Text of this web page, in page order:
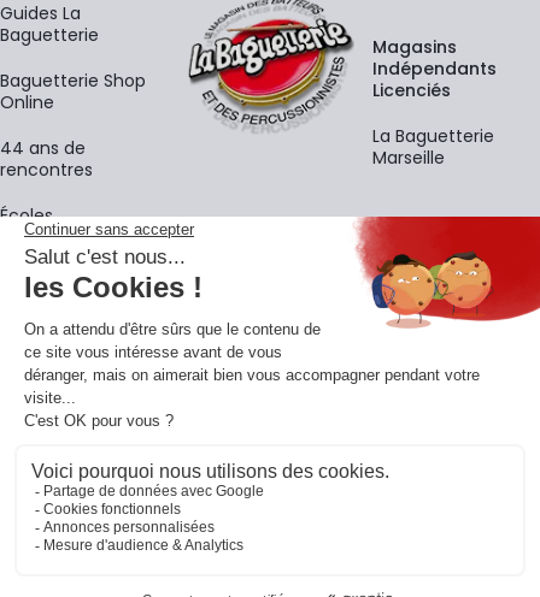
Guides La
Baguetterie
Baguetterie Shop
Online
44 ans de
rencontres
Écoles
Magasins
Indépendants
Licenciés
La Baguetterie
Marseille
La newsletter
Adresse e-mail
En vous inscrivant à notre newsletter, vous acceptez notre
confidentialité.
Retrouvons-nous sur